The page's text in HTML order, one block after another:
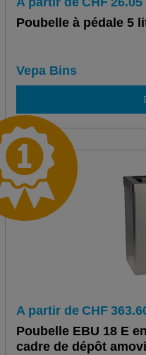
Poubelle à pédale 5
Vepa Bins
A partir de CHF
Poubelle EBU 18 E
cadre de dépôt